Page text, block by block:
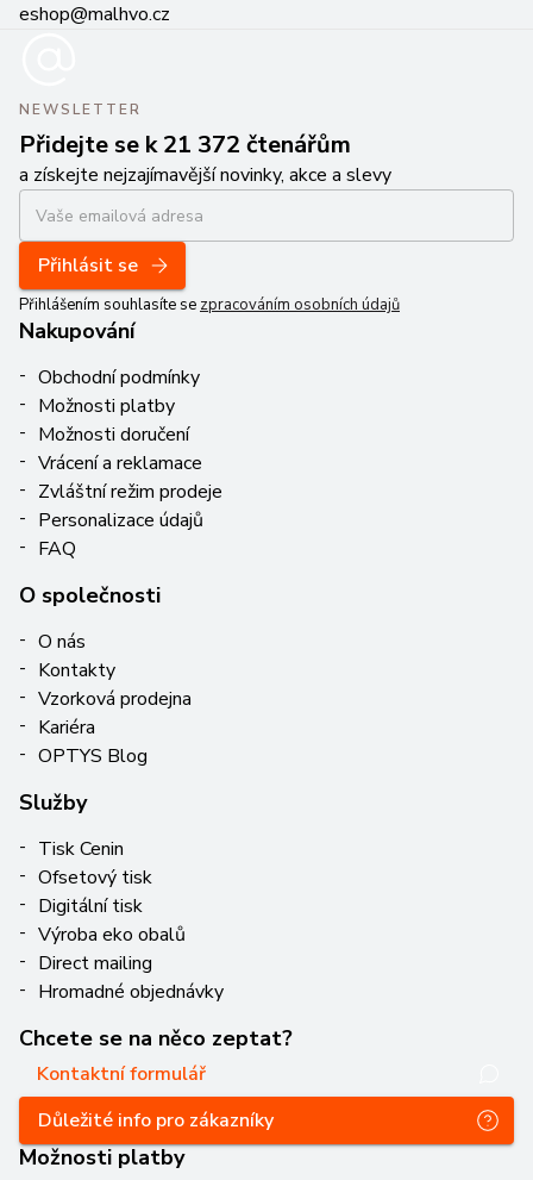
eshop@malhvo.cz
NEWSLETTER
Přidejte se k 21 372 čtenářům
a získejte nejzajímavější novinky, akce a slevy
Přihlásit se
Přihlášením souhlasíte se zpracováním osobních údajů
Nakupování
Obchodní podmínky
Možnosti platby
Možnosti doručení
Vrácení a reklamace
Zvláštní režim prodeje
Personalizace údajů
FAQ
O společnosti
O nás
Kontakty
Vzorková prodejna
Kariéra
OPTYS Blog
Služby
Tisk Cenin
Ofsetový tisk
Digitální tisk
Výroba eko obalů
Direct mailing
Hromadné objednávky
Chcete se na něco zeptat?
Kontaktní formulář
Důležité info pro zákazníky
Možnosti platby